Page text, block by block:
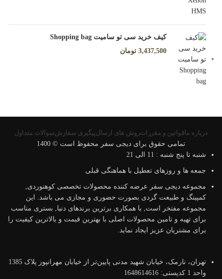
کیف خرید سی تو سامیت Shopping bag
3,437,500 تومان
درباره ما قوانین و مقرراتروش های ارسالپیگیری سفارشسوالات متداول
تمامی حقوق برای دیجی سفر محفوظ است © 1400
شنبه تا پنج شنبه : 11 الی 21
جمعه ها و روزهای تعطیل با هماهنگی قبلی
مجموعه دیجی سفر عرضه کننده محصولات تخصصی کوهنوردی,
کمپینگ و طبیعت گردی بصورت حضوری و مجازی می باشد. این
مجموعه مفتخر است, با همکاری برترین برندهای دنیا, بستری مناسب
برای تهیه و تامین محصولات اصلی با بهترین قیمت و بالاترین کیفیت را
برای مشتریان عزیز ایجاد نماید.
تهران، نارمک، خیابان شهید مدنی پایین‌تر از خیابان مهرانپور پلاک 1385
واحد 1 کدپستی: 1648614616